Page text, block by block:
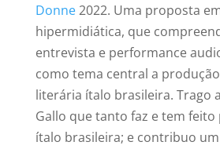
Donne2022. Uma proposta
hipermidiática, que
entrevista e performance
como tema central a
literária ítalo brasileira. Trago
Gallo que tanto faz e tem feito
ítalo brasileira; e contribuo